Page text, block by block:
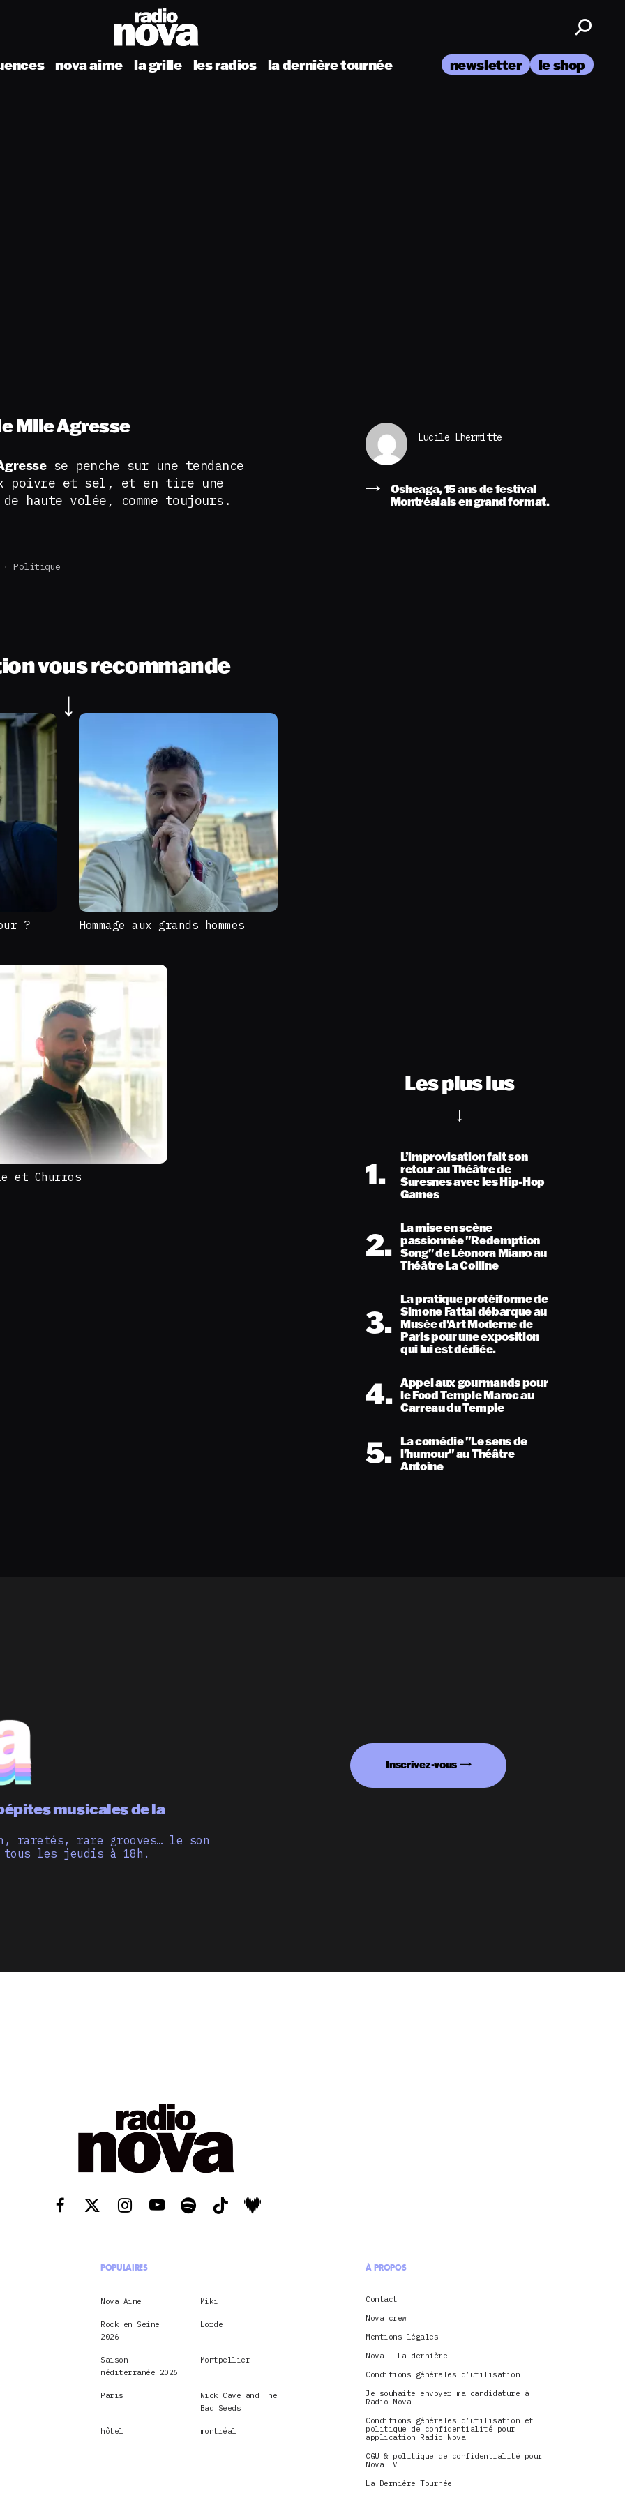
nova aime la grille les radios la dernière tournée newsletter le shop
Mlle Agresse
se penche sur une tendance
poivre et sel, et en tire une
haute volée, comme toujours.
Politique
vous recommande
? Hommage aux grands hommes
et Churros
Lucile Lhermitte
Osheaga, 15 ans de festival
Montréalais en grand format.
Les plus lus
1.
L’improvisation fait son
retour au Théâtre de
Suresnes avec les Hip-Hop
Games
2. La mise en scène
passionnée "Redemption
Song" de Léonora Miano au
Théâtre La Colline
3.
La pratique protéiforme de
Simone Fattal débarque au
Musée d'Art Moderne de
Paris pour une exposition
qui lui est dédiée.
4. Appel aux gourmands pour
le Food Temple Maroc au
Carreau du Temple
5. La comédie "Le sens de
l'humour" au Théâtre
Antoine
musicales de la
raretés, rare grooves… le son
tous les jeudis à 18h.
Inscrivez-vous
POPULAIRES
Nova Aime Miki
Rock en Seine
2026
Lorde
Saison
méditerranée 2026
Montpellier
Paris
Nick Cave and The
Bad Seeds
hôtel montréal
À PROPOS
Contact
Nova crew
Mentions légales
Nova – La dernière
Conditions générales d’utilisation
Je souhaite envoyer ma candidature à
Radio Nova
Conditions générales d’utilisation et
politique de confidentialité pour
application Radio Nova
CGU & politique de confidentialité pour
Nova TV
La Dernière Tournée